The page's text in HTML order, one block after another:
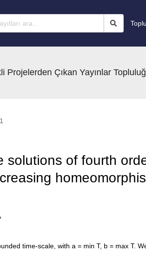
Projelerden Çıkan Yayınlar
solutions of fourth
time-scale, with a = min T, b = max T.